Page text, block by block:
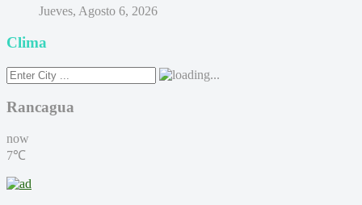
Jueves, Agosto 6, 2026
Clima
Rancagua
now
7℃